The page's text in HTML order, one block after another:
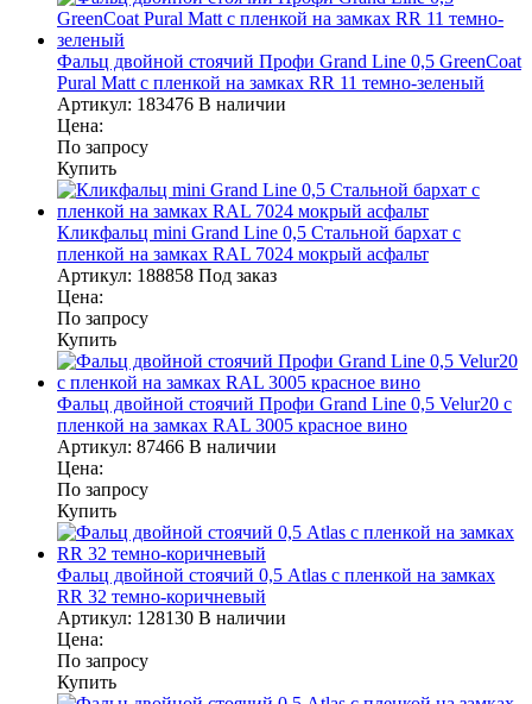
Фальц двойной стоячий Профи Grand Line 0,5 GreenCoat
Pural Matt с пленкой на замках RR 11 темно-зеленый
Артикул: 183476 В наличии
Цена:
По запросу
Купить
Кликфальц mini Grand Line 0,5 Стальной бархат с
пленкой на замках RAL 7024 мокрый асфальт
Артикул: 188858 Под заказ
Цена:
По запросу
Купить
Фальц двойной стоячий Профи Grand Line 0,5 Velur20 с
пленкой на замках RAL 3005 красное вино
Артикул: 87466 В наличии
Цена:
По запросу
Купить
Фальц двойной стоячий 0,5 Atlas с пленкой на замках
RR 32 темно-коричневый
Артикул: 128130 В наличии
Цена:
По запросу
Купить